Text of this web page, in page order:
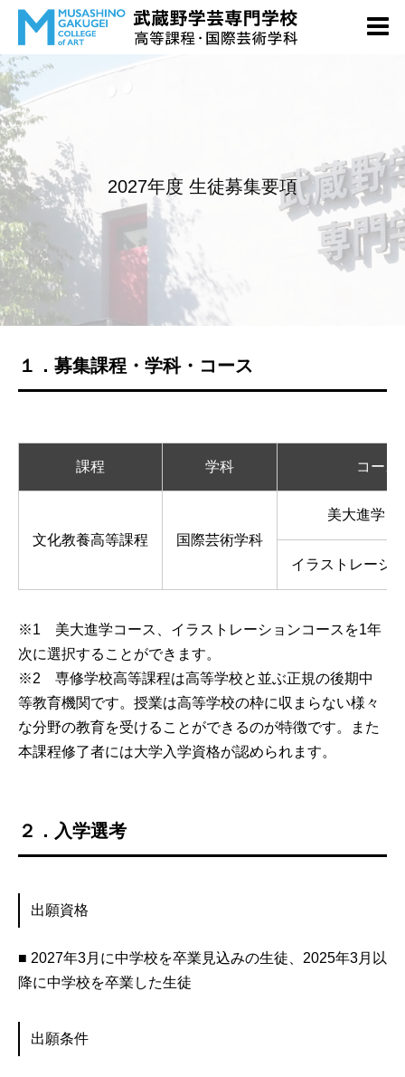
2027年度 生徒募集要項
１．募集課程・学科・コース
課程 学科 コース
文化教養高等課程 国際芸術学科
美大進学コ
イラストレーシ
※1 美大進学コース、イラストレーションコースを1年
次に選択することができます。
※2 専修学校高等課程は高等学校と並ぶ正規の後期中
等教育機関です。授業は高等学校の枠に収まらない様々
な分野の教育を受けることができるのが特徴です。また
本課程修了者には大学入学資格が認められます。
２．入学選考
出願資格
■ 2027年3月に中学校を卒業見込みの生徒、2025年3月以
降に中学校を卒業した生徒
出願条件